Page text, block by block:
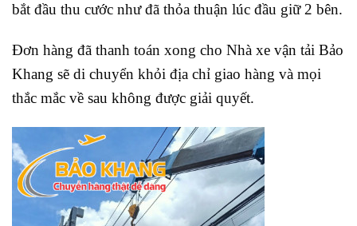
bắt đầu thu cước như đã thỏa thuận lúc đầu giữ 2 bên.
Đơn hàng đã thanh toán xong cho Nhà xe vận tải Bảo
Khang sẽ di chuyển khỏi địa chỉ giao hàng và mọi
thắc mắc về sau không được giải quyết.